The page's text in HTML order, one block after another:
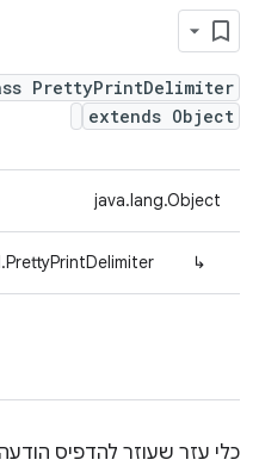
PrettyPrintDelimiter
extends Object
java.lang.Object
↳
כלי עזר שעוזר להדפיס